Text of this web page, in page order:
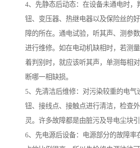
4、先静态后动态：在设备未通电时，
钮、变压器、热继电器以及保险丝的
障的所在。通电试验，听其声、测参
进行维修。如在电动机缺相时，若测
着判别时，就应该听其声，单测每相
断哪一相缺损。
5、先清洁后维修：对污染较重的电气
钮、接线点、接触点进行清洁，检查
灵。许多故障都是由脏污及导电尘块引
6、先电源后设备：电源部分的故障率